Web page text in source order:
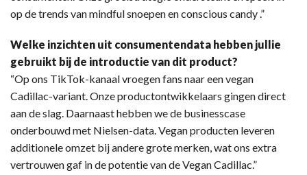
op de trends van mindful snoepen en conscious candy .”
Welke inzichten uit consumentendata hebben jullie
gebruikt bij de introductie van dit product?
“Op ons TikTok-kanaal vroegen fans naar een vegan
Cadillac-variant. Onze productontwikkelaars gingen direct
aan de slag. Daarnaast hebben we de businesscase
onderbouwd met Nielsen-data. Vegan producten leveren
additionele omzet bij andere grote merken, wat ons extra
vertrouwen gaf in de potentie van de Vegan Cadillac.”